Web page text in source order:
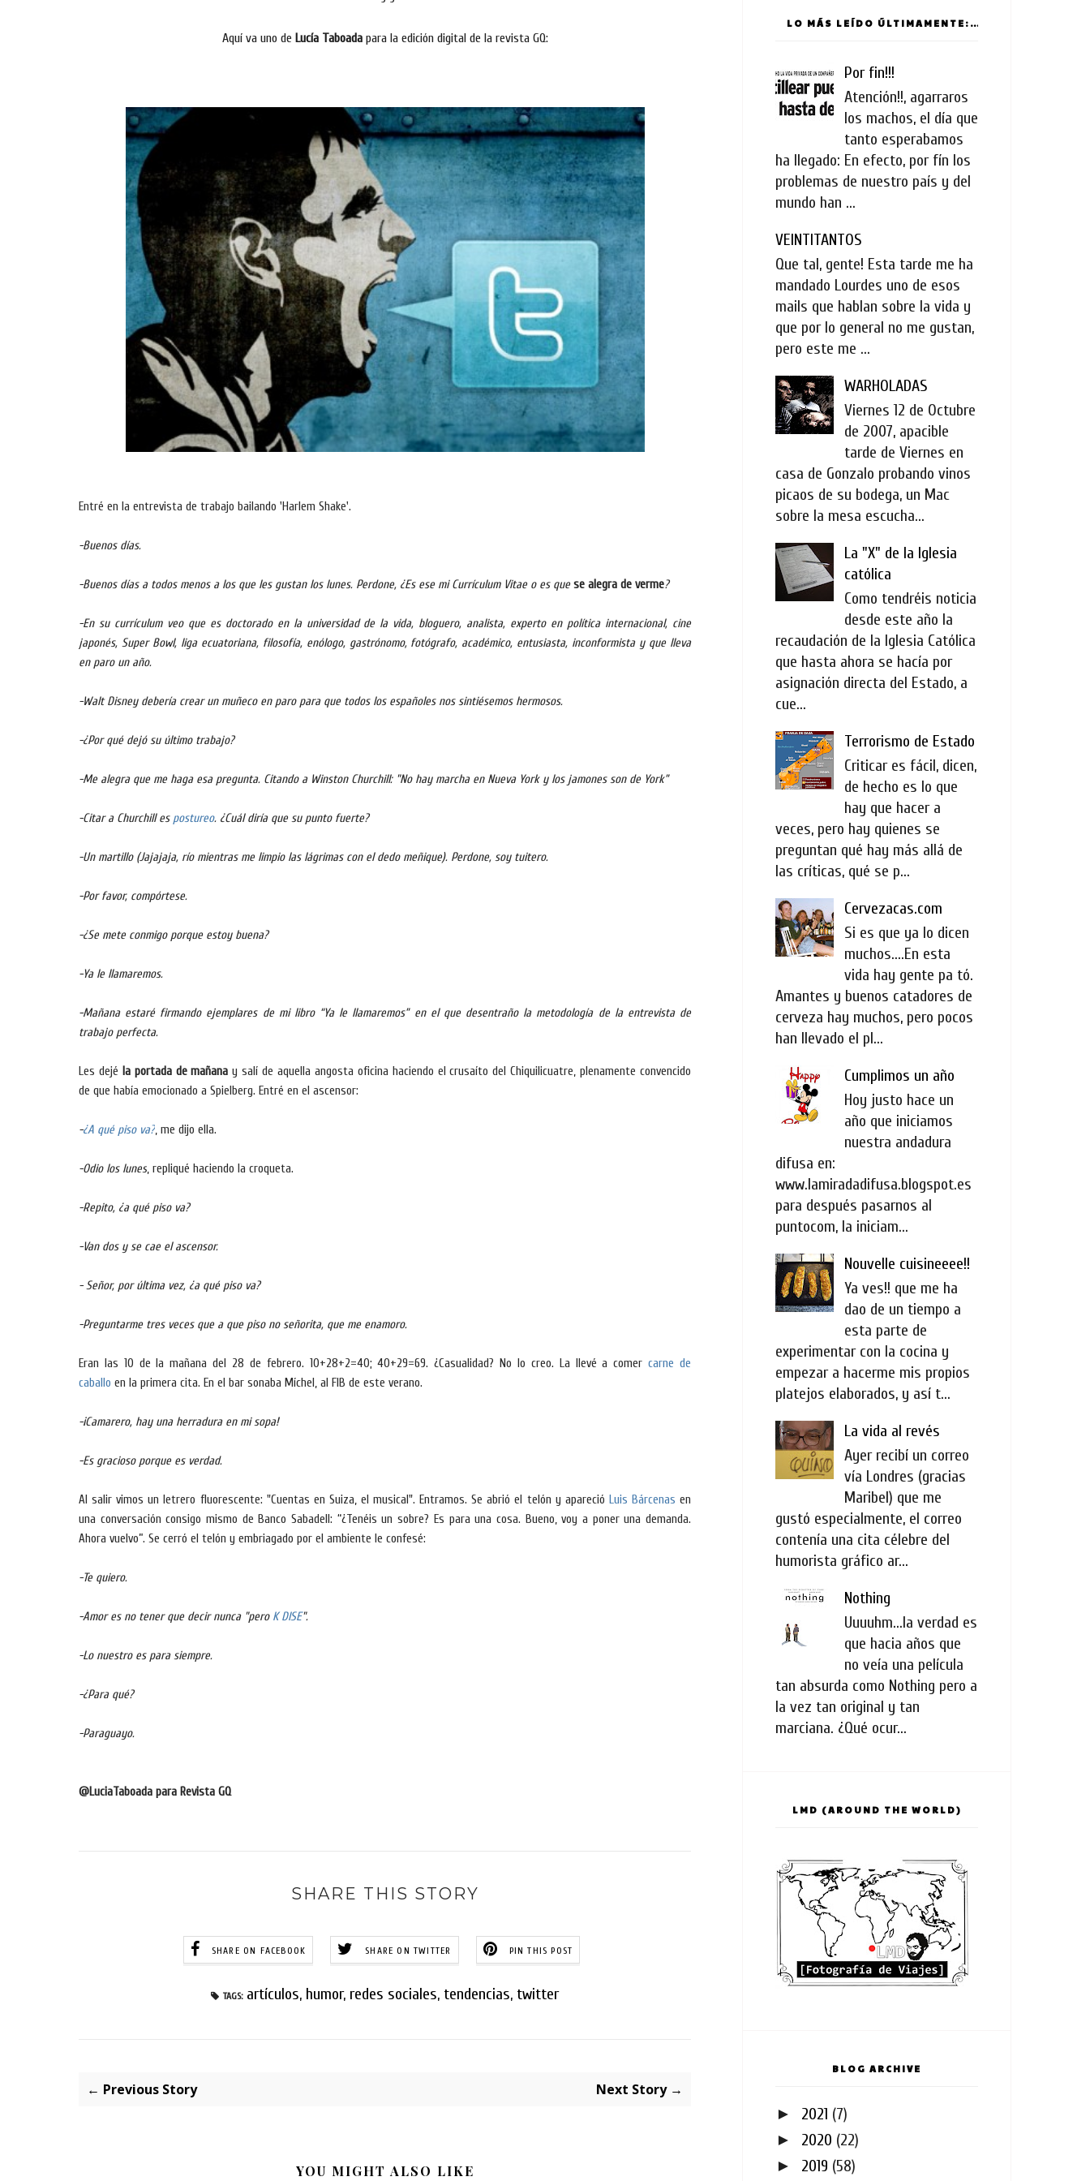
Aquí va uno de Lucía Taboadapara la edición digital de la revista GQ:
Entré en la entrevista de trabajo bailando 'Harlem Shake'.
-Buenos días.
-Buenos días a todos menos a los que les gustan los lunes. Perdone, ¿Es ese mi Currículum Vitae o es quese alegra de verme?
-En su currículum veo que es doctorado en la universidad de la vida, bloguero, analista, experto en política internacional, cine
japonés, Super Bowl, liga ecuatoriana, filosofía, enólogo, gastrónomo, fotógrafo, académico, entusiasta, inconformista y que lleva
en paro un año.
-Walt Disney debería crear un muñeco en paro para que todos los españoles nos sintiésemos hermosos.
-¿Por qué dejó su último trabajo?
-Me alegra que me haga esa pregunta. Citando a Winston Churchill: "No hay marcha en Nueva York y los jamones son de York”
-Citar a Churchill es postureo. ¿Cuál diría que su punto fuerte?
-Un martillo (Jajajaja, río mientras me limpio las lágrimas con el dedo meñique). Perdone, soy tuitero.
-Por favor, compórtese.
-¿Se mete conmigo porque estoy buena?
-Ya le llamaremos.
-Mañana estaré firmando ejemplares de mi libro “Ya le llamaremos” en el que desentraño la metodología de la entrevista de
trabajo perfecta.
Les dejé la portada de mañana y salí de aquella angosta oficina haciendo el crusaíto del Chiquilicuatre, plenamente convencido
de que había emocionado a Spielberg. Entré en el ascensor:
-¿A qué piso va?, me dijo ella.
-Odio los lunes, repliqué haciendo la croqueta.
-Repito, ¿a qué piso va?
-Van dos y se cae el ascensor.
- Señor, por última vez, ¿a qué piso va?
-Preguntarme tres veces que a que piso no señorita, que me enamoro.
Eran las 10 de la mañana del 28 de febrero. 10+28+2=40; 40+29=69. ¿Casualidad? No lo creo. La llevé a comercarne de
caballo en la primera cita. En el bar sonaba Míchel, al FIB de este verano.
-¡Camarero, hay una herradura en mi sopa!
-Es gracioso porque es verdad.
Al salir vimos un letrero fluorescente: "Cuentas en Suiza, el musical". Entramos. Se abrió el telón y apareció Luis Bárcenas en
una conversación consigo mismo de Banco Sabadell: “¿Tenéis un sobre? Es para una cosa. Bueno, voy a poner una demanda.
Ahora vuelvo”. Se cerró el telón y embriagado por el ambiente le confesé:
-Te quiero.
-Amor es no tener que decir nunca "pero K DISE".
-Lo nuestro es para siempre.
-¿Para qué?
-Paraguayo.
@LuciaTaboada para Revista GQ
SHARE THIS STORY
SHARE ON FACEBOOK SHARE ON TWITTER PIN THIS POST
TAGS: artículos, humor, redes sociales, tendencias, twitter
← Previous Story Next Story →
YOU MIGHT ALSO LIKE
LO MÁS LEÍDO ÚLTIMAMENTE:
Por fin!!!
Atención!!, agarraros
los machos, el día que
tanto esperabamos
ha llegado: En efecto, por fín los
problemas de nuestro país y del
mundo han ...
VEINTITANTOS
Que tal, gente! Esta tarde me ha
mandado Lourdes uno de esos
mails que hablan sobre la vida y
que por lo general no me gustan,
pero este me ...
WARHOLADAS
Viernes 12 de Octubre
de 2007, apacible
tarde de Viernes en
casa de Gonzalo probando vinos
picaos de su bodega, un Mac
sobre la mesa escucha...
La "X" de la Iglesia
católica
Como tendréis noticia
desde este año la
recaudación de la Iglesia Católica
que hasta ahora se hacía por
asignación directa del Estado, a
cue...
Terrorismo de Estado
Criticar es fácil, dicen,
de hecho es lo que
hay que hacer a
veces, pero hay quienes se
preguntan qué hay más allá de
las críticas, qué se p...
Cervezacas.com
Si es que ya lo dicen
muchos....En esta
vida hay gente pa tó.
Amantes y buenos catadores de
cerveza hay muchos, pero pocos
han llevado el pl...
Cumplimos un año
Hoy justo hace un
año que iniciamos
nuestra andadura
difusa en:
www.lamiradadifusa.blogspot.es
para después pasarnos al
puntocom, la iniciam...
Nouvelle cuisineeee!!
Ya ves!! que me ha
dao de un tiempo a
esta parte de
experimentar con la cocina y
empezar a hacerme mis propios
platejos elaborados, y así t...
La vida al revés
Ayer recibí un correo
vía Londres (gracias
Maribel) que me
gustó especialmente, el correo
contenía una cita célebre del
humorista gráfico ar...
Nothing
Uuuuhm...la verdad es
que hacia años que
no veía una película
tan absurda como Nothing pero a
la vez tan original y tan
marciana. ¿Qué ocur...
LMD (AROUND THE WORLD)
BLOG ARCHIVE
► 2021 (7)
► 2020 (22)
► 2019 (58)